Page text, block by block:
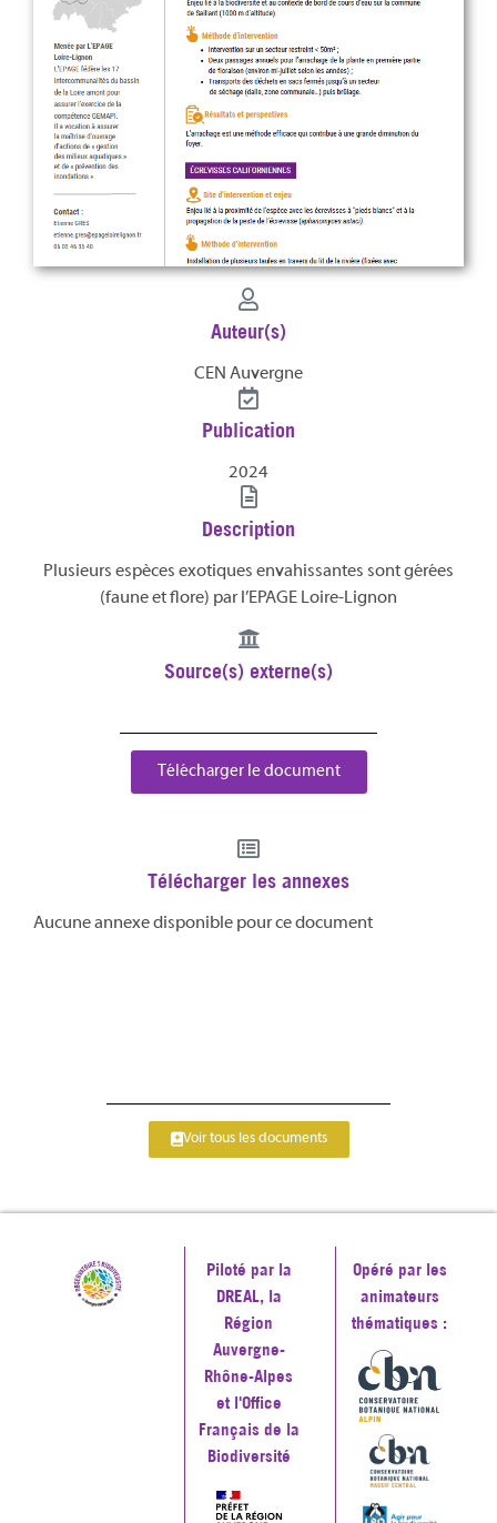
Auteur(s)
CEN Auvergne
Publication
2024
Description
Plusieurs espèces exotiques envahissantes sont gérées
(faune et flore) par l’EPAGE Loire-Lignon
Source(s) externe(s)
Télécharger le document
Télécharger les annexes
Aucune annexe disponible pour ce document
Voir tous les documents
Piloté par la
DREAL, la
Région
Auvergne-
Rhône-Alpes
et l'Office
Français de la
Biodiversité
Opéré par les
animateurs
thématiques :